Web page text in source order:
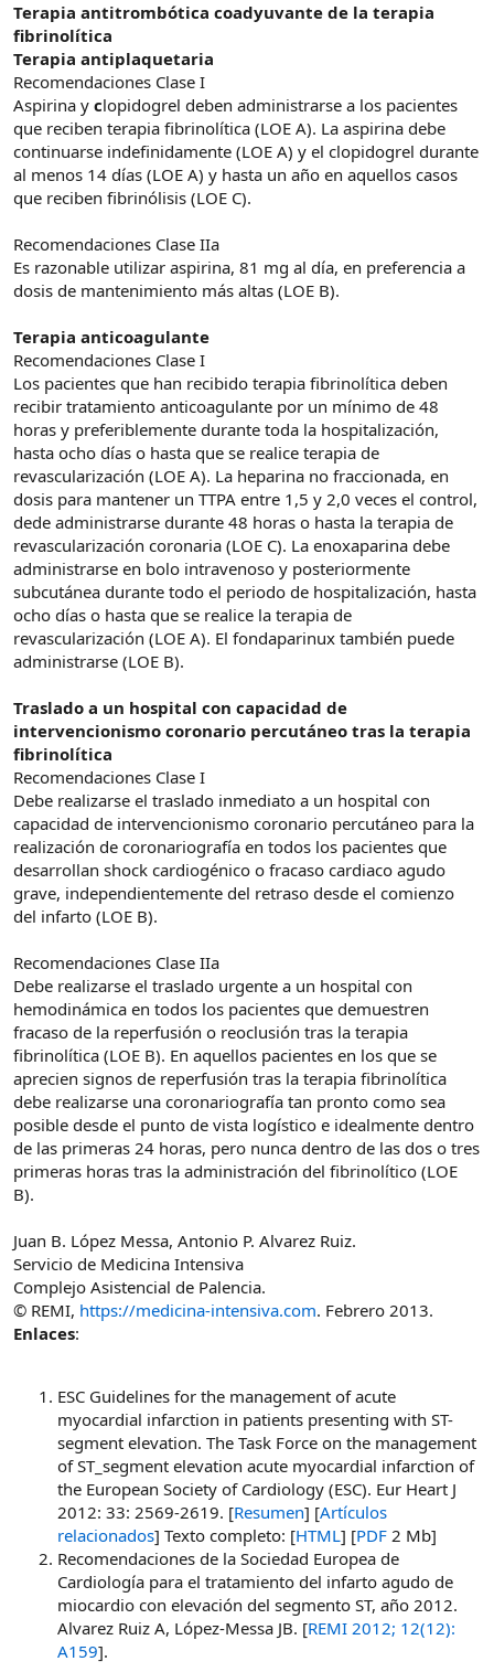
Terapia antitrombótica coadyuvante de la terapia
fibrinolítica
Terapia antiplaquetaria
Recomendaciones Clase I
Aspirina y clopidogrel deben administrarse a los pacientes
que reciben terapia fibrinolítica (LOE A). La aspirina debe
continuarse indefinidamente (LOE A) y el clopidogrel durante
al menos 14 días (LOE A) y hasta un año en aquellos casos
que reciben fibrinólisis (LOE C).
Recomendaciones Clase IIa
Es razonable utilizar aspirina, 81 mg al día, en preferencia a
dosis de mantenimiento más altas (LOE B).
Terapia anticoagulante
Recomendaciones Clase I
Los pacientes que han recibido terapia fibrinolítica deben
recibir tratamiento anticoagulante por un mínimo de 48
horas y preferiblemente durante toda la hospitalización,
hasta ocho días o hasta que se realice terapia de
revascularización (LOE A). La heparina no fraccionada, en
dosis para mantener un TTPA entre 1,5 y 2,0 veces el control,
dede administrarse durante 48 horas o hasta la terapia de
revascularización coronaria (LOE C). La enoxaparina debe
administrarse en bolo intravenoso y posteriormente
subcutánea durante todo el periodo de hospitalización, hasta
ocho días o hasta que se realice la terapia de
revascularización (LOE A). El fondaparinux también puede
administrarse (LOE B).
Traslado a un hospital con capacidad de
intervencionismo coronario percutáneo tras la terapia
fibrinolítica
Recomendaciones Clase I
Debe realizarse el traslado inmediato a un hospital con
capacidad de intervencionismo coronario percutáneo para la
realización de coronariografía en todos los pacientes que
desarrollan shock cardiogénico o fracaso cardiaco agudo
grave, independientemente del retraso desde el comienzo
del infarto (LOE B).
Recomendaciones Clase IIa
Debe realizarse el traslado urgente a un hospital con
hemodinámica en todos los pacientes que demuestren
fracaso de la reperfusión o reoclusión tras la terapia
fibrinolítica (LOE B). En aquellos pacientes en los que se
aprecien signos de reperfusión tras la terapia fibrinolítica
debe realizarse una coronariografía tan pronto como sea
posible desde el punto de vista logístico e idealmente dentro
de las primeras 24 horas, pero nunca dentro de las dos o tres
primeras horas tras la administración del fibrinolítico (LOE
B).
Juan B. López Messa, Antonio P. Alvarez Ruiz.
Servicio de Medicina Intensiva
Complejo Asistencial de Palencia.
© REMI, https://medicina-intensiva.com. Febrero 2013.
Enlaces:
ESC Guidelines for the management of acute
myocardial infarction in patients presenting with ST-
segment elevation. The Task Force on the management
of ST_segment elevation acute myocardial infarction of
the European Society of Cardiology (ESC). Eur Heart J
2012: 33: 2569-2619. [Resumen] [Artículos
relacionados] Texto completo: [HTML] [PDF 2 Mb]
Recomendaciones de la Sociedad Europea de
Cardiología para el tratamiento del infarto agudo de
miocardio con elevación del segmento ST, año 2012.
Alvarez Ruiz A, López-Messa JB. [REMI 2012; 12(12):
A159].